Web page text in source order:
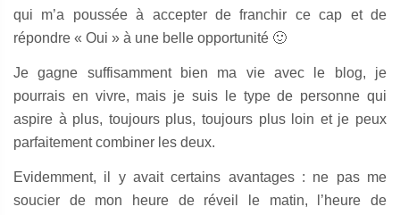
qui m’a poussée à accepter de franchir ce cap et de
répondre « Oui » à une belle opportunité 🙂
Je gagne suffisamment bien ma vie avec le blog, je
pourrais en vivre, mais je suis le type de personne qui
aspire à plus, toujours plus, toujours plus loin et je peux
parfaitement combiner les deux.
Evidemment, il y avait certains avantages : ne pas me
soucier de mon heure de réveil le matin, l’heure de